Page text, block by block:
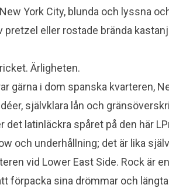
York City, blunda och lyssna
eller rostade brända
Ärligheten.
gärna i dom spanska kvarteren,
självklara lån och
det latinläckra spåret på den här
och underhållning; det är lika
vid Lower East Side. Rock är
förpacka sina drömmar och